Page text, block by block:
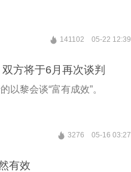
141102 05-22 12:39
方将于6月再次谈判
以黎会谈“富有成效”。
3276 05-16 03:27
有效